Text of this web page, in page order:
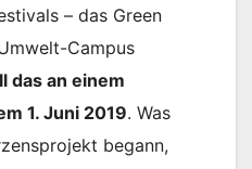
– das Green
Campus
das an einem
1. Juni 2019. Was
begann,